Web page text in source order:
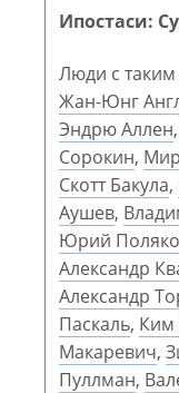
Ипостаси:
Люди с
Жан-Юнг
Эндрю Аллен,
Сорокин,
Скотт Бакула,
Аушев,
Юрий
Александр
Александр
Паскаль, Ким
Макаревич,
Пуллман,